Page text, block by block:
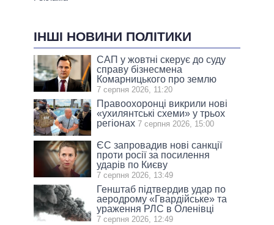
ІНШІ НОВИНИ ПОЛІТИКИ
САП у жовтні скерує до суду
справу бізнесмена
Комарницького про землю
7 серпня 2026, 11:20
Правоохоронці викрили нові
«ухилянтські схеми» у трьох
регіонах 7 серпня 2026, 15:00
ЄС запровадив нові санкції
проти росії за посилення
ударів по Києву
7 серпня 2026, 13:49
Генштаб підтвердив удар по
аеродрому «Гвардійське» та
ураження РЛС в Оленівці
7 серпня 2026, 12:49